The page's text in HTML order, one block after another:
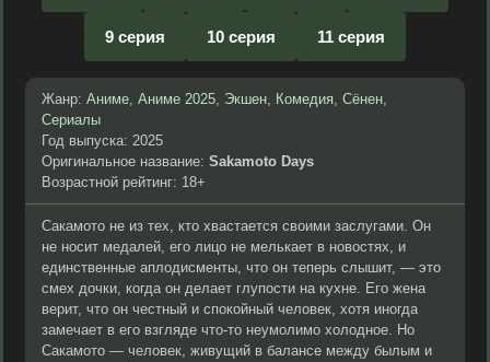
9 серия 10 серия 11 серия
Жанр: Аниме, Аниме 2025, Экшен, Комедия, Сёнен,
Сериалы
Год выпуска: 2025
Оригинальное название: Sakamoto Days
Возрастной рейтинг: 18+
Сакамото не из тех, кто хвастается своими заслугами. Он
не носит медалей, его лицо не мелькает в новостях, и
единственные аплодисменты, что он теперь слышит, — это
смех дочки, когда он делает глупости на кухне. Его жена
верит, что он честный и спокойный человек, хотя иногда
замечает в его взгляде что-то неумолимо холодное. Но
Сакамото — человек, живущий в балансе между былым и